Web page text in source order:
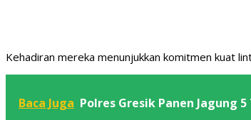
Kehadiran mereka menunjukkan komitmen kuat
Baca Juga Polres Gresik Panen Jagung